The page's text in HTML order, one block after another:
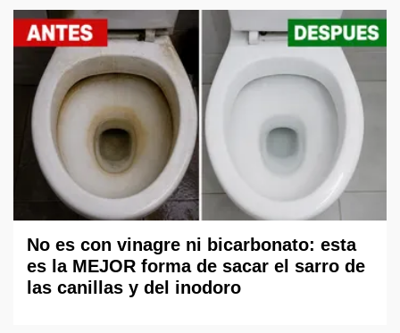
No es con vinagre ni bicarbonato: esta
es la MEJOR forma de sacar el sarro de
las canillas y del inodoro